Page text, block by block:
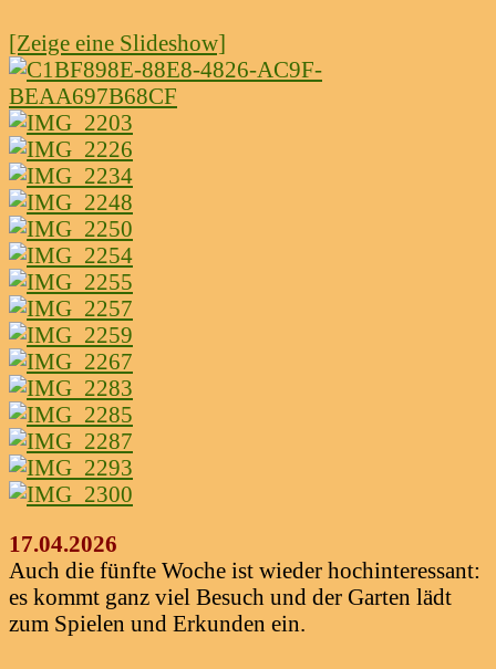
[Zeige eine Slideshow]
17.04.2026
Auch die fünfte Woche ist wieder hochinteressant:
es kommt ganz viel Besuch und der Garten lädt
zum Spielen und Erkunden ein.